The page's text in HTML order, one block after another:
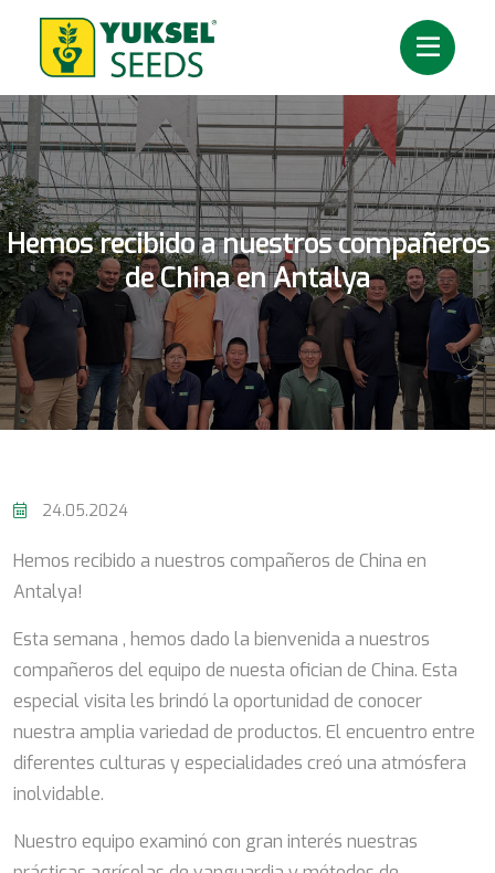
Hemos recibido a nuestros compañeros
de China en Antalya
24.05.2024
Hemos recibido a nuestros compañeros de China en
Antalya!
Esta semana , hemos dado la bienvenida a nuestros
compañeros del equipo de nuesta ofician de China. Esta
especial visita les brindó la oportunidad de conocer
nuestra amplia variedad de productos. El encuentro entre
diferentes culturas y especialidades creó una atmósfera
inolvidable.
Nuestro equipo examinó con gran interés nuestras